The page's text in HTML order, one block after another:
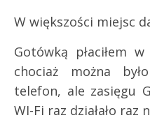
W większości miejsc
Gotówką płaciłem
chociaż można
telefon, ale zasięgu
WI-Fi raz działało raz